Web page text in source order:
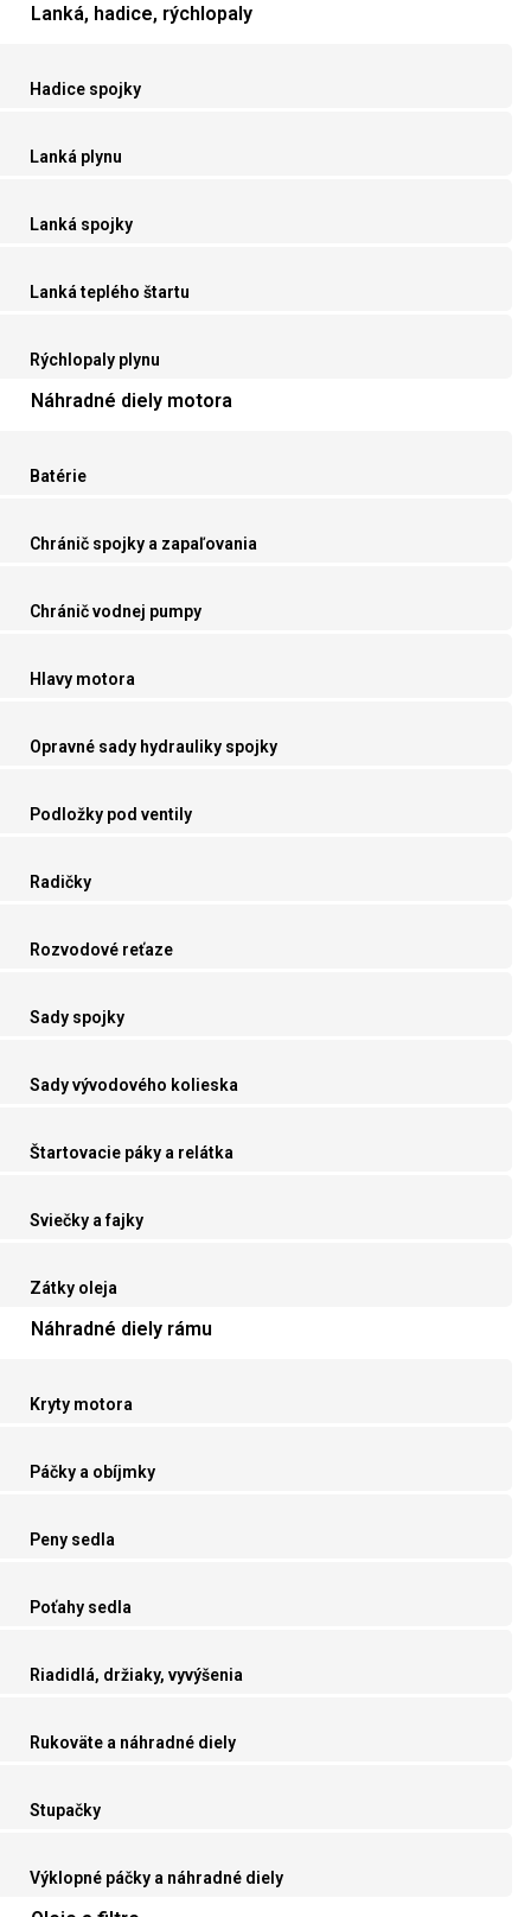
Lanká, hadice, rýchlopaly
Hadice spojky
Lanká plynu
Lanká spojky
Lanká teplého štartu
Rýchlopaly plynu
Náhradné diely motora
Batérie
Chránič spojky a zapaľovania
Chránič vodnej pumpy
Hlavy motora
Opravné sady hydrauliky spojky
Podložky pod ventily
Radičky
Rozvodové reťaze
Sady spojky
Sady vývodového kolieska
Štartovacie páky a relátka
Sviečky a fajky
Zátky oleja
Náhradné diely rámu
Kryty motora
Páčky a obíjmky
Peny sedla
Poťahy sedla
Riadidlá, držiaky, vyvýšenia
Rukoväte a náhradné diely
Stupačky
Výklopné páčky a náhradné diely